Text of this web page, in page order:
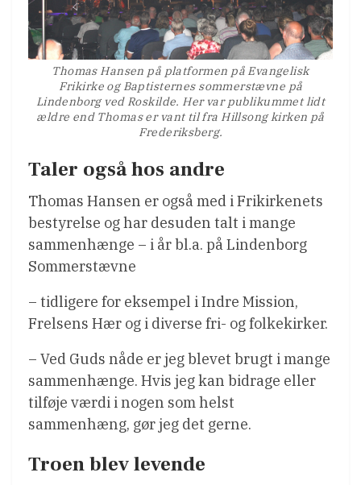
Thomas Hansen på platformen på Evangelisk
Frikirke og Baptisternes sommerstævne på
Lindenborg ved Roskilde. Her var publikummet lidt
ældre end Thomas er vant til fra Hillsong kirken på
Frederiksberg.
Taler også hos andre
Thomas Hansen er også med i Frikirkenets
bestyrelse og har desuden talt i mange
sammenhænge – i år bl.a. på Lindenborg
Sommerstævne
– tidligere for eksempel i Indre Mission,
Frelsens Hær og i diverse fri- og folkekirker.
– Ved Guds nåde er jeg blevet brugt i mange
sammenhænge. Hvis jeg kan bidrage eller
tilføje værdi i nogen som helst
sammenhæng, gør jeg det gerne.
Troen blev levende